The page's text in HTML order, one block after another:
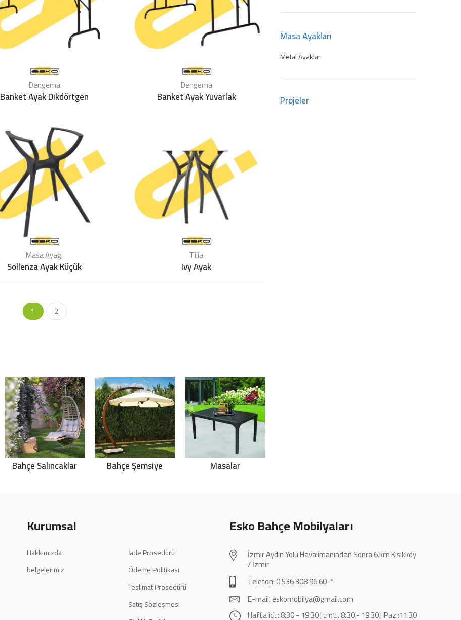
Dengema
Banket Ayak Dikdörtgen
Dengema
Banket Ayak Yuvarlak
Masa Ayağı
Sollenza Ayak Küçük
Tilia
Ivy Ayak
1 2
Bahçe Salıncaklar Bahçe Şemsiye Masalar
Masa Ayakları
Metal Ayaklar
Projeler
Kurumsal
Hakkımızda
belgelerımız
İade Prosedürü
Ödeme Politikası
Teslimat Prosedürü
Satış Sözleşmesi
Esko Bahçe Mobilyaları
İzmir Aydın Yolu Havalimanından Sonra 6.km Kısıkköy
/ İzmir
Telefon: 0 536 308 96 60-*
E-mail: eskomobilya@gmail.com
Hafta ici.:: 8:30 - 19:30 | cmt.. 8:30 - 19:30 | Paz.:11:30